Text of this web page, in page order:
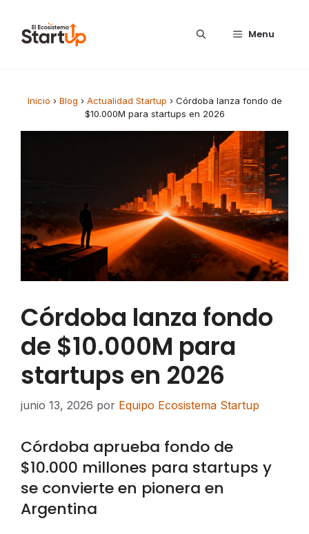
Menu
Inicio › Blog › Actualidad Startup › Córdoba lanza fondo de
$10.000M para startups en 2026
Córdoba lanza fondo
de $10.000M para
startups en 2026
junio 13, 2026 por Equipo Ecosistema Startup
Córdoba aprueba fondo de
$10.000 millones para startups y
se convierte en pionera en
Argentina